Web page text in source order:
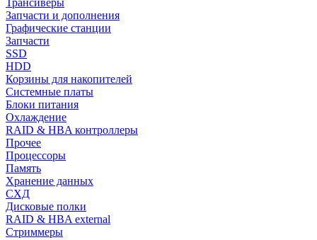
Трансиверы
Запчасти и дополнения
Графические станции
Запчасти
SSD
HDD
Корзины для накопителей
Системные платы
Блоки питания
Охлаждение
RAID & HBA контроллеры
Прочее
Процессоры
Память
Хранение данных
СХД
Дисковые полки
RAID & HBA external
Стриммеры